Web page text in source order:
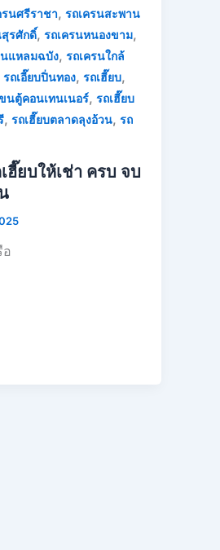
รนศรีราชา,รถเครนสะพาน
สุรศักดิ์,รถเครนหนองขาม,
นแหลมฉบัง,รถเครนใกล้
รถเอี๊ยบปิ่นทอง,รถเฮี๊ยบ,
นตู้คอนเทนเนอร์,รถเฮี๊ยบ
,รถเฮี๊ยบตลาดลุงอ้วน,รถ
ฮี๊ยบให้เช่า ครบ จบ
อ